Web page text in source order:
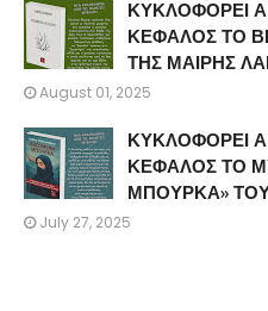
ΚΥΚΛΟΦΟΡΕΙ
ΚΕΦΑΛΟΣ ΤΟ
ΤΗΣ ΜΑΙΡΗΣ
August 01, 2025
ΚΥΚΛΟΦΟΡΕΙ
ΚΕΦΑΛΟΣ ΤΟ
ΜΠΟΥΡΚΑ»
July 27, 2025